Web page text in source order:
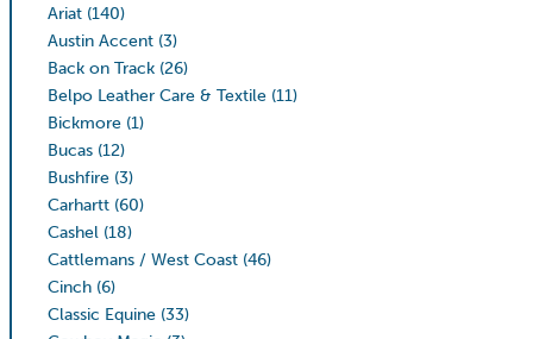
Ariat (140)
Austin Accent (3)
Back on Track (26)
Belpo Leather Care & Textile (11)
Bickmore (1)
Bucas (12)
Bushfire (3)
Carhartt (60)
Cashel (18)
Cattlemans / West Coast (46)
Cinch (6)
Classic Equine (33)